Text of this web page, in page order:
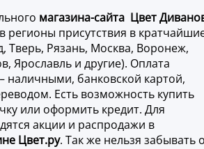
магазина-сайта Цвет
регионы присутствия в
Тверь, Рязань, Москва, Воронеж,
Ярославль и другие). Оплата
наличными, банковской картой,
Есть возможность купить
или оформить кредит. Для
акции и распродажи в
Цвет.ру. Так же нельзя забывать